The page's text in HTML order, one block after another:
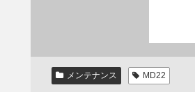
メンテナンス MD22